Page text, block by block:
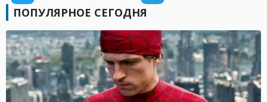
ПОПУЛЯРНОЕ СЕГОДНЯ